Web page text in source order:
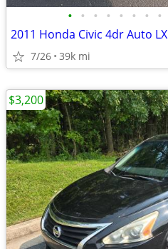
• • • • • • • •
2011 Honda Civic 4dr Auto LX
7/26 39k mi
$3,200